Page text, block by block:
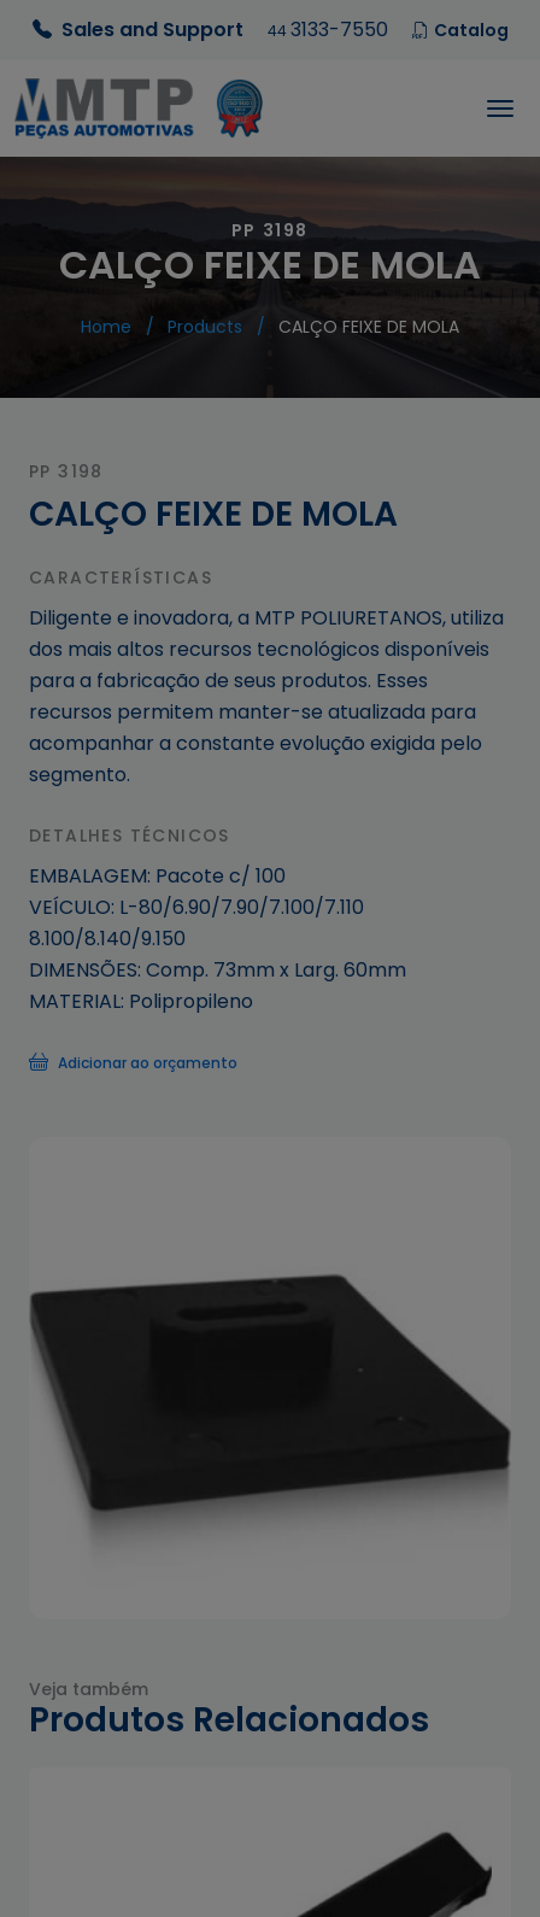
Sales and Support 44 3133-7550 Catalog
PP 3198
CALÇO FEIXE DE MOLA
Home Products CALÇO FEIXE DE MOLA
PP 3198
CALÇO FEIXE DE MOLA
CARACTERÍSTICAS
Diligente e inovadora, a MTP POLIURETANOS, utiliza
dos mais altos recursos tecnológicos disponíveis
para a fabricação de seus produtos. Esses
recursos permitem manter-se atualizada para
acompanhar a constante evolução exigida pelo
segmento.
DETALHES TÉCNICOS
EMBALAGEM: Pacote c/ 100
VEÍCULO: L-80/6.90/7.90/7.100/7.110
8.100/8.140/9.150
DIMENSÕES: Comp. 73mm x Larg. 60mm
MATERIAL: Polipropileno
Adicionar ao orçamento
Veja também
Produtos Relacionados